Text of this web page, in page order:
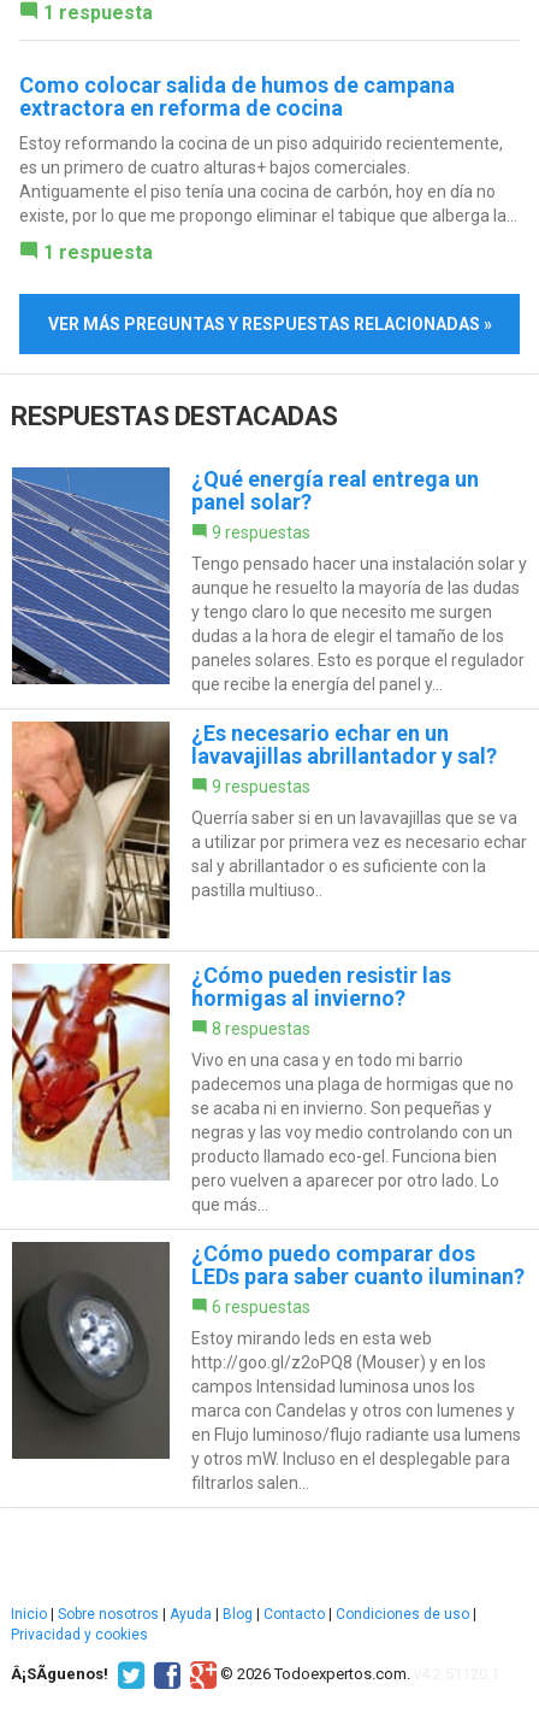
1 respuesta
Como colocar salida de humos de campana
extractora en reforma de cocina
Estoy reformando la cocina de un piso adquirido recientemente,
es un primero de cuatro alturas+ bajos comerciales.
Antiguamente el piso tenía una cocina de carbón, hoy en día no
existe, por lo que me propongo eliminar el tabique que alberga la...
1 respuesta
VER MÁS PREGUNTAS Y RESPUESTAS RELACIONADAS »
RESPUESTAS DESTACADAS
¿Qué energía real entrega un
panel solar?
9 respuestas
Tengo pensado hacer una instalación solar y
aunque he resuelto la mayoría de las dudas
y tengo claro lo que necesito me surgen
dudas a la hora de elegir el tamaño de los
paneles solares. Esto es porque el regulador
que recibe la energía del panel y...
¿Es necesario echar en un
lavavajillas abrillantador y sal?
9 respuestas
Querría saber si en un lavavajillas que se va
a utilizar por primera vez es necesario echar
sal y abrillantador o es suficiente con la
pastilla multiuso..
¿Cómo pueden resistir las
hormigas al invierno?
8 respuestas
Vivo en una casa y en todo mi barrio
padecemos una plaga de hormigas que no
se acaba ni en invierno. Son pequeñas y
negras y las voy medio controlando con un
producto llamado eco-gel. Funciona bien
pero vuelven a aparecer por otro lado. Lo
que más...
¿Cómo puedo comparar dos
LEDs para saber cuanto iluminan?
6 respuestas
Estoy mirando leds en esta web
http://goo.gl/z2oPQ8 (Mouser) y en los
campos Intensidad luminosa unos los
marca con Candelas y otros con lumenes y
en Flujo luminoso/flujo radiante usa lumens
y otros mW. Incluso en el desplegable para
filtrarlos salen...
Inicio | Sobre nosotros | Ayuda | Blog | Contacto | Condiciones de uso |
Privacidad y cookies
Â¡SÃ­guenos! © 2026 Todoexpertos.com.